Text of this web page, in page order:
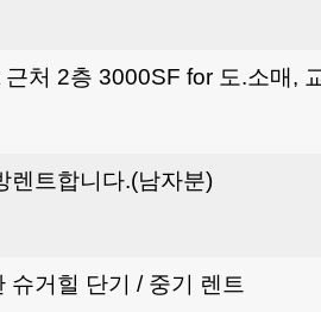
처 2층 3000SF for 도.소매,
렌트합니다.(남자분)
슈거힐 단기 / 중기 렌트